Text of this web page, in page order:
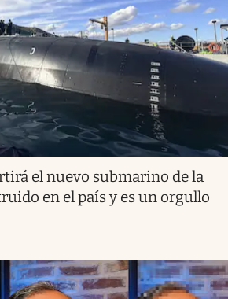
el nuevo submarino de la
en el país y es un orgullo